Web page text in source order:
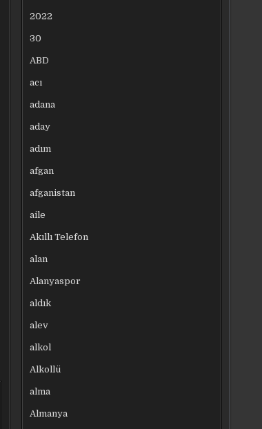
2022
30
ABD
acı
adana
aday
adım
afgan
afganistan
aile
Akıllı Telefon
alan
Alanyaspor
aldık
alev
alkol
Alkollü
alma
Almanya